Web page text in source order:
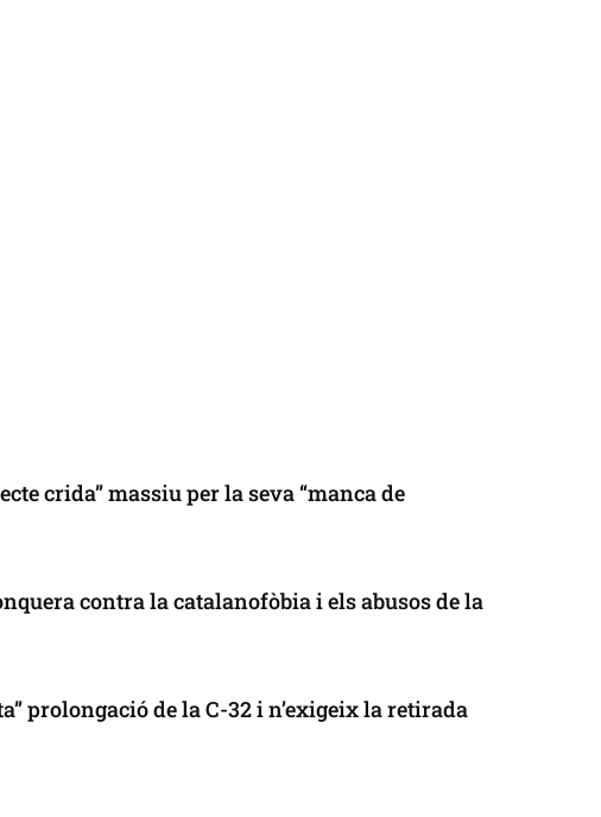
crida” massiu per la seva “manca de
contra la catalanofòbia i els abusos de la
prolongació de la C-32 i n’exigeix la retirada